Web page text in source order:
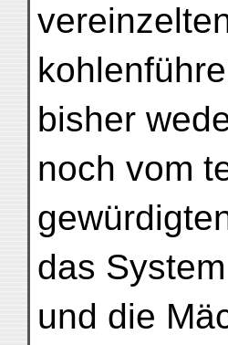
bisher
noch vom
das
und die